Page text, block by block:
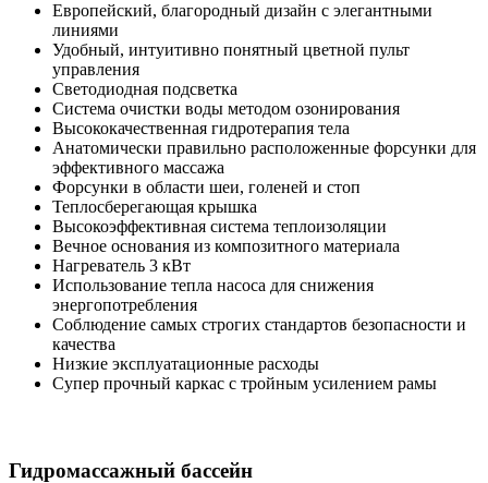
Европейский, благородный дизайн с элегантными
линиями
Удобный, интуитивно понятный цветной пульт
управления
Светодиодная подсветка
Система очистки воды методом озонирования
Высококачественная гидротерапия тела
Анатомически правильно расположенные форсунки для
эффективного массажа
Форсунки в области шеи, голеней и стоп
Теплосберегающая крышка
Высокоэффективная система теплоизоляции
Вечное основания из композитного материала
Нагреватель 3 кВт
Использование тепла насоса для снижения
энергопотребления
Соблюдение самых строгих стандартов безопасности и
качества
Низкие эксплуатационные расходы
Супер прочный каркас с тройным усилением рамы
Гидромассажный бассейн